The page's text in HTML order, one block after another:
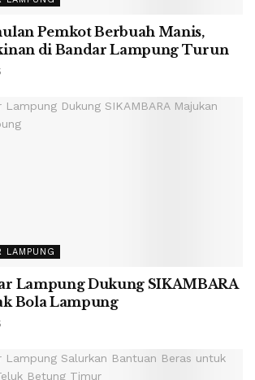
Pemkot Berbuah Manis,
di Bandar Lampung Turun
LAMPUNG
Lampung Dukung SIKAMBARA
Bola Lampung